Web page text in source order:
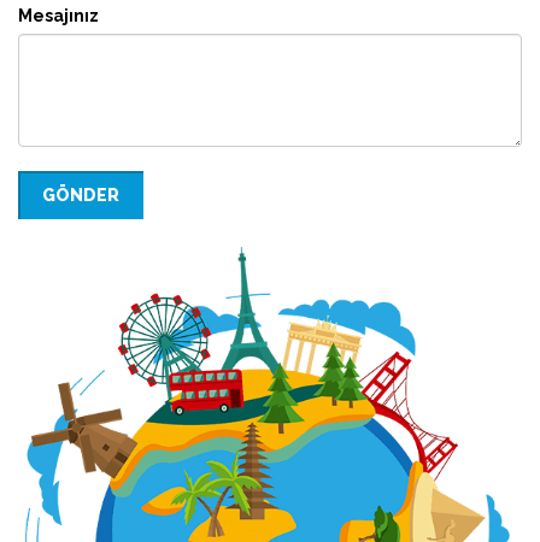
Mesajınız
GÖNDER